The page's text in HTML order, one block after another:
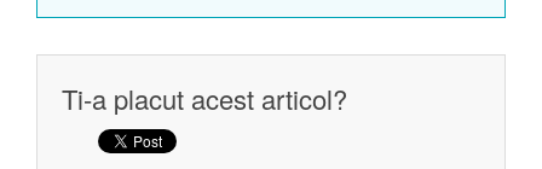
Ti-a placut acest articol?